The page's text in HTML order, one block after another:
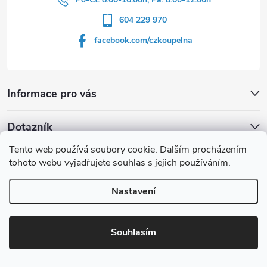
Tento web používá soubory cookie. Dalším procházením
tohoto webu vyjadřujete souhlas s jejich používáním.
Nastavení
Souhlasím
Informace pro vás
604 229 970
facebook.com/czkoupelna
Dotazník
Líbí se vám u sprchového koutu rám barvě
Počet hlasů:
Copyright 2026czkoupelna.cz. Všechna práva vyhrazena.